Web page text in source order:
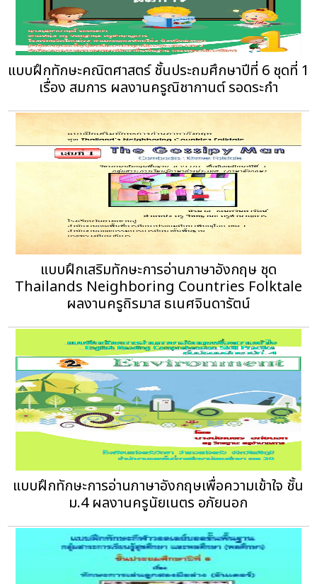
แบบฝึกทักษะคณิตศาสตร์ ชั้นประถมศึกษาปีที่ 6 ชุดที่ 1
เรื่อง สมการ ผลงานครูณิชากานต์ รอดระกำ
แบบฝึกเสริมทักษะการอ่านภาษาอังกฤษ ชุด
Thailands Neighboring Countries Folktale
ผลงานครูถิรมาส ธเนศจินดารัตน์
แบบฝึกทักษะการอ่านภาษาอังกฤษเพื่อความเข้าใจ ชั้น
ม.4 ผลงานครูนัยเนตร อภัยนอก